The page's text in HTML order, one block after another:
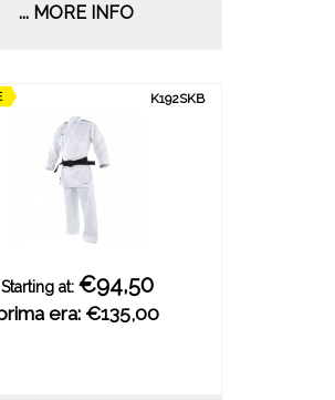
... MORE INFO
K192SKB
Starting at: €94,50
era: €135,00